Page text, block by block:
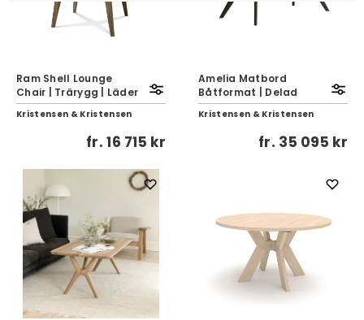
Ram Shell Lounge
Chair | Trärygg | Läder
Kristensen & Kristensen
fr.16 715 kr
Amelia Matbord
Båtformat | Delad
Kristensen & Kristensen
fr. 35 095 kr